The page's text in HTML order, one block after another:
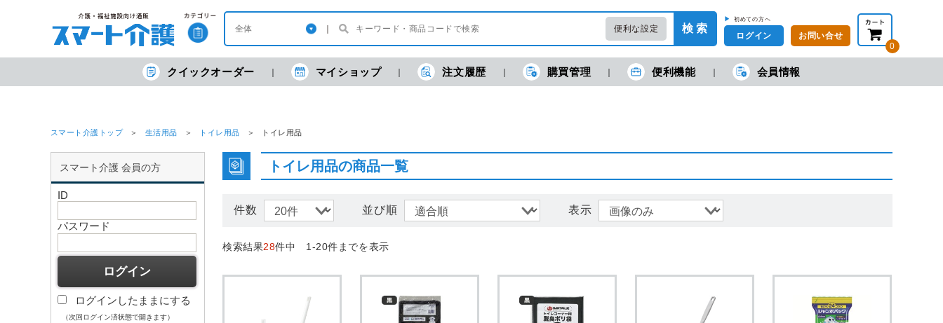
便利な設定 検 索
▶ 初めての方へ
ログイン
お問い合せ
0
現在の金額合計： 円 (税抜) 円(税込)
クイックオーダー マイショップ 注文履歴 購買管理 便利機能 会員情報
スマート介護トップ 生活用品 トイレ用品 トイレ用品
スマート介護 会員の方
ID
パスワード
ログインしたままにする
（次回ログイン済状態で開きます）
トイレ用品の商品一覧
件数 並び順 表示
検索結果28件中 1-20件までを表示